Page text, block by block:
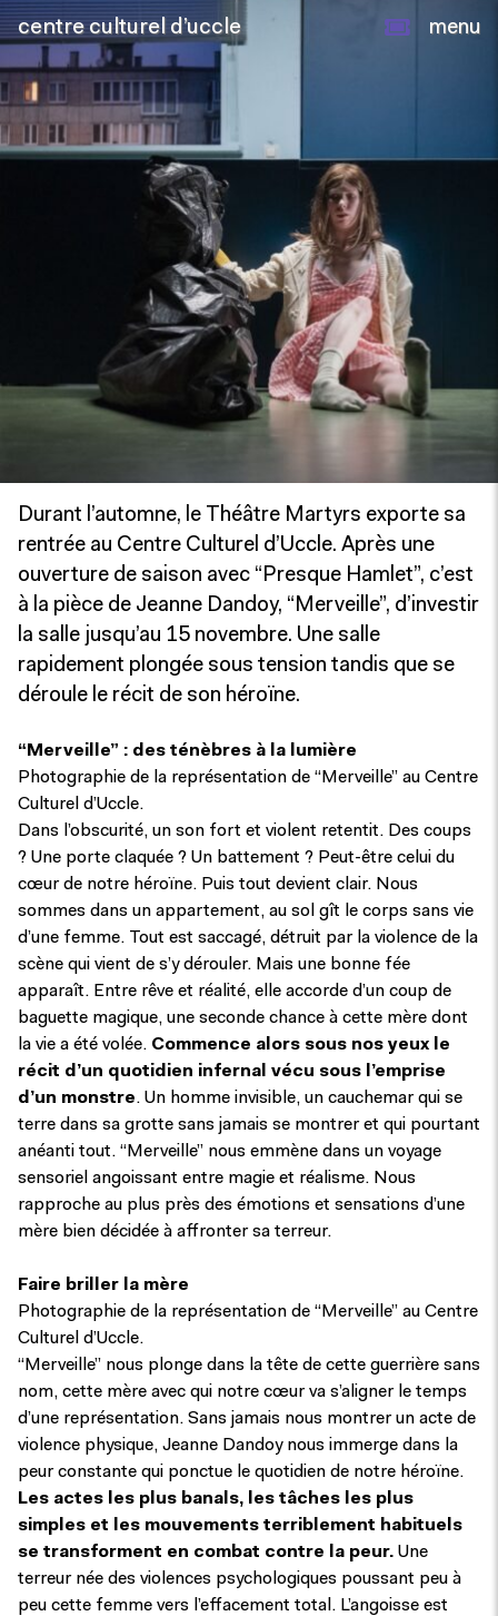
centre culturel d’uccle menu
Durant l’automne, le Théâtre Martyrs exporte sa
rentrée au Centre Culturel d’Uccle. Après une
ouverture de saison avec “Presque Hamlet”, c’est
à la pièce de Jeanne Dandoy, “Merveille”, d’investir
la salle jusqu’au 15 novembre. Une salle
rapidement plongée sous tension tandis que se
déroule le récit de son héroïne.
“Merveille” : des ténèbres à la lumière
Photographie de la représentation de “Merveille” au Centre
Culturel d’Uccle.
Dans l’obscurité, un son fort et violent retentit. Des coups
? Une porte claquée ? Un battement ? Peut-être celui du
cœur de notre héroïne. Puis tout devient clair. Nous
sommes dans un appartement, au sol gît le corps sans vie
d’une femme. Tout est saccagé, détruit par la violence de la
scène qui vient de s’y dérouler. Mais une bonne fée
apparaît. Entre rêve et réalité, elle accorde d’un coup de
baguette magique, une seconde chance à cette mère dont
la vie a été volée. Commence alors sous nos yeux le
récit d’un quotidien infernal vécu sous l’emprise
d’un monstre. Un homme invisible, un cauchemar qui se
terre dans sa grotte sans jamais se montrer et qui pourtant
anéanti tout. “Merveille” nous emmène dans un voyage
sensoriel angoissant entre magie et réalisme. Nous
rapproche au plus près des émotions et sensations d’une
mère bien décidée à affronter sa terreur.
Faire briller la mère
Photographie de la représentation de “Merveille” au Centre
Culturel d’Uccle.
“Merveille” nous plonge dans la tête de cette guerrière sans
nom, cette mère avec qui notre cœur va s’aligner le temps
d’une représentation. Sans jamais nous montrer un acte de
violence physique, Jeanne Dandoy nous immerge dans la
peur constante qui ponctue le quotidien de notre héroïne.
Les actes les plus banals, les tâches les plus
simples et les mouvements terriblement habituels
se transforment en combat contre la peur. Une
terreur née des violences psychologiques poussant peu à
peu cette femme vers l’effacement total. L’angoisse est